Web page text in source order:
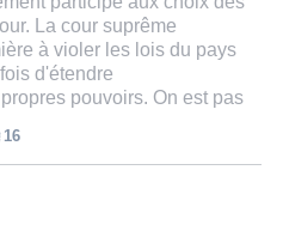
La cour suprême
à violer les lois du pays
d'étendre
pouvoirs. On est pas
16